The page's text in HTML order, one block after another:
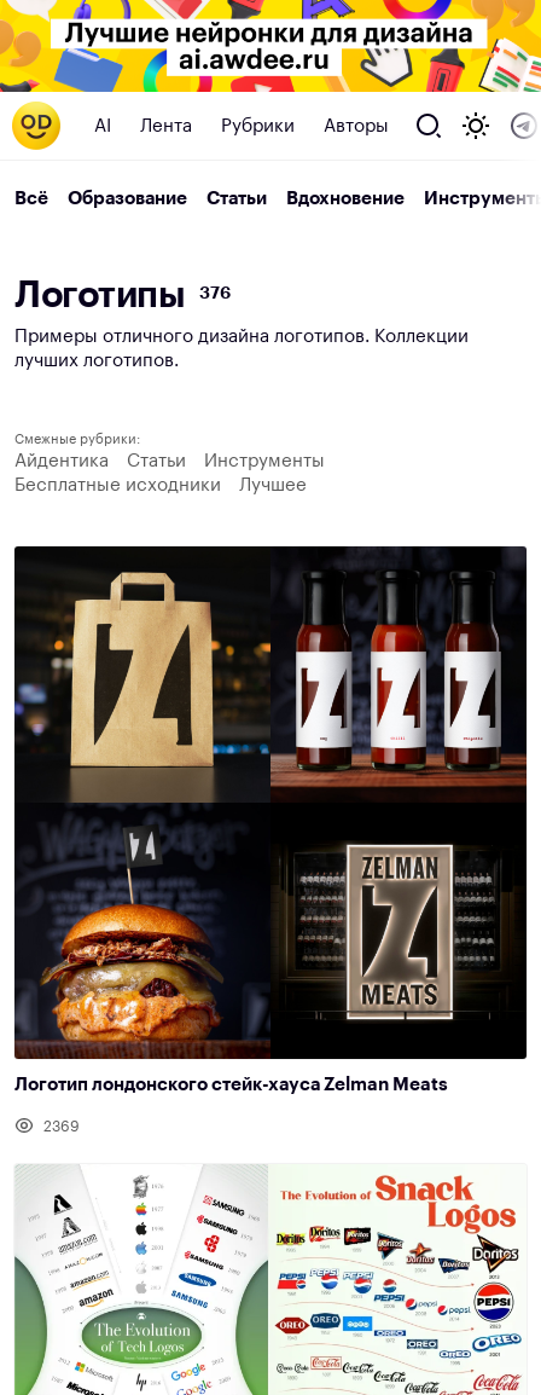
AI Лента Рубрики Авторы
Всё Образование Статьи Вдохновение
Л оготипы 376
Примеры отличного дизайна логотипов. Коллекции
лучших логотипов.
Смежные рубрики:
Айдентика Статьи
Инструменты
Бесплатные исходники
Лучшее
Логотип лондонского стейк-хауса Zelman Meats
2369